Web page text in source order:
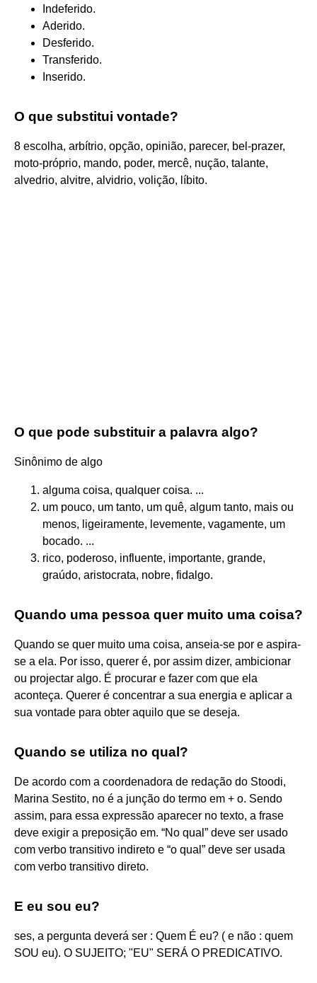
Indeferido.
Aderido.
Desferido.
Transferido.
Inserido.
O que substitui vontade?
8 escolha, arbítrio, opção, opinião, parecer, bel-prazer,
moto-próprio, mando, poder, mercê, nução, talante,
alvedrio, alvitre, alvidrio, volição, líbito.
O que pode substituir a palavra algo?
Sinônimo de algo
alguma coisa, qualquer coisa. ...
um pouco, um tanto, um quê, algum tanto, mais ou
menos, ligeiramente, levemente, vagamente, um
bocado. ...
rico, poderoso, influente, importante, grande,
graúdo, aristocrata, nobre, fidalgo.
Quando uma pessoa quer muito uma coisa?
Quando se quer muito uma coisa, anseia-se por e aspira-
se a ela. Por isso, querer é, por assim dizer, ambicionar
ou projectar algo. É procurar e fazer com que ela
aconteça. Querer é concentrar a sua energia e aplicar a
sua vontade para obter aquilo que se deseja.
Quando se utiliza no qual?
De acordo com a coordenadora de redação do Stoodi,
Marina Sestito, no é a junção do termo em + o. Sendo
assim, para essa expressão aparecer no texto, a frase
deve exigir a preposição em. “No qual” deve ser usado
com verbo transitivo indireto e “o qual” deve ser usada
com verbo transitivo direto.
E eu sou eu?
ses, a pergunta deverá ser : Quem É eu? ( e não : quem
SOU eu). O SUJEITO; "EU" SERÁ O PREDICATIVO.